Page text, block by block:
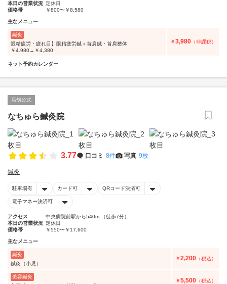
本日の営業状況 定休日
価格帯
￥800〜￥8,580
主なメニュー
鍼灸
眼精疲労・疲れ目】眼精疲労鍼＋首肩鍼・首肩整体
￥4.980→￥4,380
￥3,980 （非課税）
ネット予約カレンダー
店舗公式
なちゅら鍼灸院
3.77 口コミ 8件 写真 9枚
鍼灸
駐車場有 カード可 QRコード決済可
電子マネー決済可
アクセス
中央病院前駅から540m （徒歩7分）
本日の営業状況 定休日
価格帯
￥550〜￥17,600
主なメニュー
鍼灸
鍼灸（小児）
￥2,200 （税込）
美容鍼灸
￥5,500 （税込）